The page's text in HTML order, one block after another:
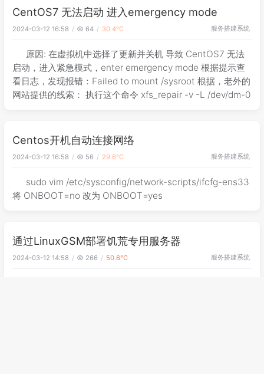
CentOS7 无法启动 进入emergency mode
2024-03-12 16:58 64 30.4℃ 服务搭建系统
原因: 在虚拟机中选择了更新并关机 导致 CentOS7 无法
启动，进入紧急模式，enter emergency mode 根据提示查
看日志，发现报错：Failed to mount /sysroot 根据，老外的
网站提供的线索： 执行这个命令 xfs_repair -v -L /dev/dm-0
Centos开机自动连接网络
2024-03-12 16:58 56 29.6℃ 服务搭建系统
sudo vim /etc/sysconfig/network-scripts/ifcfg-ens33
将 ONBOOT=no 改为 ONBOOT=yes
通过LinuxGSM部署饥荒专用服务器
2024-03-12 14:58 266 50.6℃ 服务搭建系统